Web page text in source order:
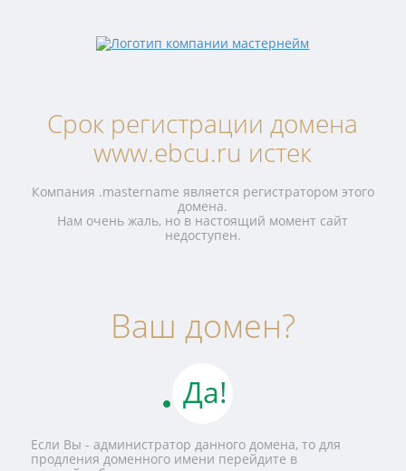
Срок регистрации домена
www.ebcu.ru истек
Компания .mastername является регистратором этого
домена.
Нам очень жаль, но в настоящий момент сайт
недоступен.
Ваш домен?
Да!
Если Вы - администратор данного домена, то для
продления доменного имени перейдите в